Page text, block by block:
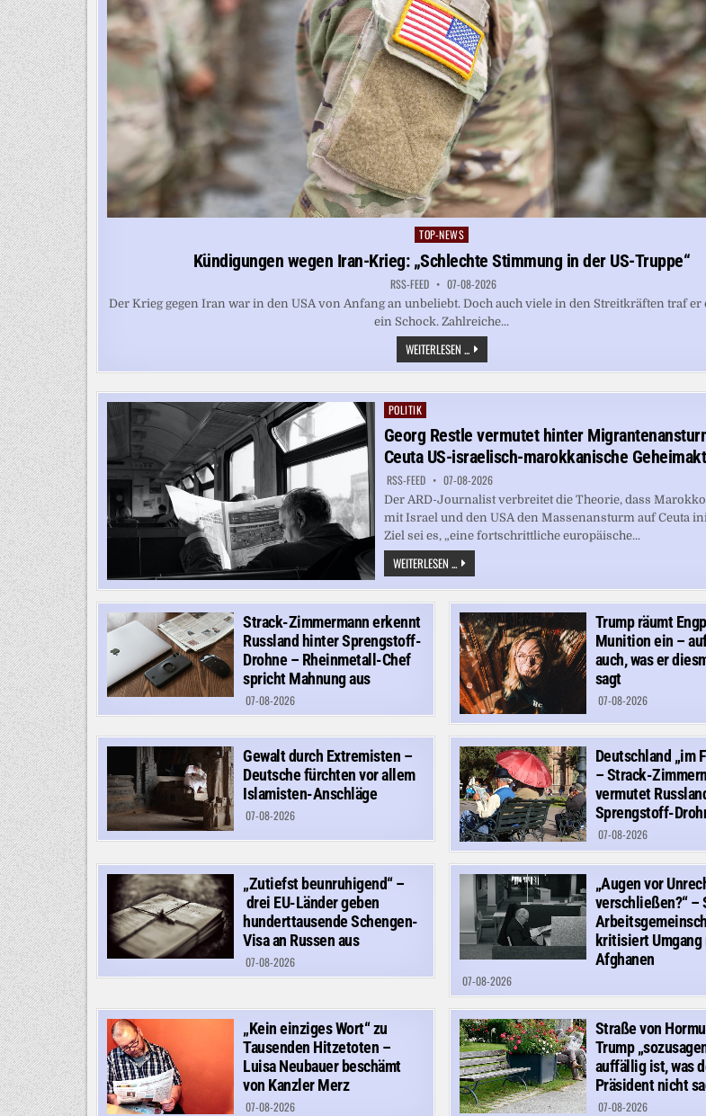
Posted
in
TOP-NEWS
Kündigungen wegen Iran-Krieg: „Schlechte Stimmung in der US-Truppe“
RSS-FEED 07-08-2026
Der Krieg gegen Iran war in den USA von Anfang an unbeliebt. Doch auch viele in den Streitkräften traf
ein Schock. Zahlreiche...
WEITERLESEN ... KÜNDIGUNGEN
WEGEN
IRAN-
„SCHLECHTE
DER
US-
TRUPPE“
Posted
in
POLITIK
Georg Restle vermutet hinter
Ceuta US-israelisch-marokkanische
RSS-FEED 07-08-2026
Der ARD-Journalist verbreitet die Theorie, dass
mit Israel und den USA den Massenansturm auf Ceuta
Ziel sei es, „eine fortschrittliche europäische...
WEITERLESEN ... GEORG
RESTLE
VERMUTET
MIGRANTENANSTURM
AUF
CEUTA
US-
ISRAELISCH-
MAROKKANISCHE
GEHEIMAKTION
Strack-Zimmermann erkennt
Russland hinter Sprengstoff-
Drohne – Rheinmetall-Chef
spricht Mahnung aus
07-08-2026
Trump räumt
Munition ein –
auch, was er
sagt
07-08-2026
Gewalt durch Extremisten –
Deutsche fürchten vor allem
Islamisten-Anschläge
07-08-2026
Deutschland „im
– Strack-
vermutet
Sprengstoff-
07-08-2026
„Zutiefst beunruhigend“ –
drei EU-Länder geben
hunderttausende Schengen-
Visa an Russen aus
07-08-2026
„Augen vor
verschließen?“ –
kritisiert Umgang
Afghanen
07-08-2026
„Kein einziges Wort“ zu
Tausenden Hitzetoten –
Luisa Neubauer beschämt
von Kanzler Merz
07-08-2026
Straße von
Trump
auffällig ist, was
Präsident nicht
07-08-2026